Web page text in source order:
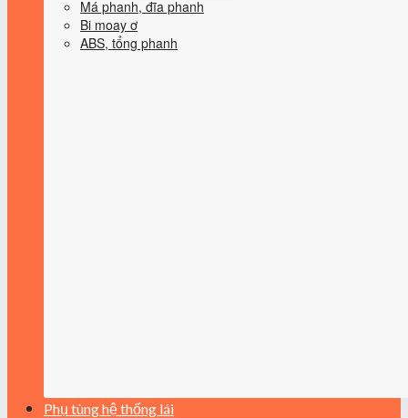
Má phanh, đĩa phanh
Bi moay ơ
ABS, tổng phanh
Phụ tùng hệ thống lái